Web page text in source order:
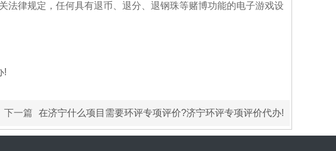
律规定，任何具有退币、退分、退钢珠等赌博功能的电子游戏设
!
下一篇 在济宁什么项目需要环评专项评价?济宁环评专项评价代办!